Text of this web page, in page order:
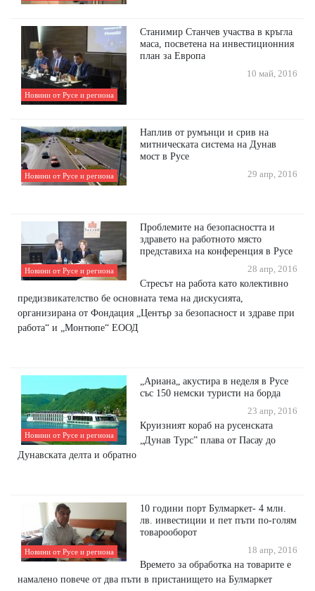
Новини от Русе и региона
Станимир Станчев участва в кръгла
маса, посветена на инвестиционния
план за Европа
10 май, 2016
Новини от Русе и региона
Наплив от румънци и срив на
митническата система на Дунав
мост в Русе
29 апр, 2016
Новини от Русе и региона
Проблемите на безопасността и
здравето на работното място
представиха на конференция в Русе
28 апр, 2016
Стресът на работа като колективно
предизвикателство бе основната тема на дискусията,
организирана от Фондация „Център за безопасност и здраве при
работа“ и „Монтюпе“ ЕООД
Новини от Русе и региона
„Ариана„ акустира в неделя в Русе
със 150 немски туристи на борда
23 апр, 2016
Круизният кораб на русенската
„Дунав Турс” плава от Пасау до
Дунавската делта и обратно
Новини от Русе и региона
10 години порт Булмаркет- 4 млн.
лв. инвестиции и пет пъти по-голям
товарооборот
18 апр, 2016
Времето за обработка на товарите е
намалено повече от два пъти в пристанището на Булмаркет